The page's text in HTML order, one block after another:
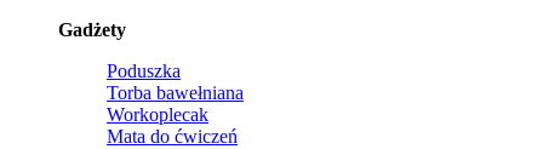
Gadżety
Poduszka
Torba bawełniana
Workoplecak
Mata do ćwiczeń